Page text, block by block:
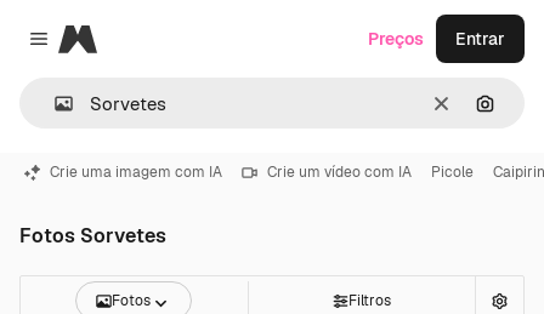
Close menu
Magnific
Limpar
Preços Entrar
Crie uma imagem com IA Crie um vídeo com IA Picole
Fotos Sorvetes
Fotos Filtros